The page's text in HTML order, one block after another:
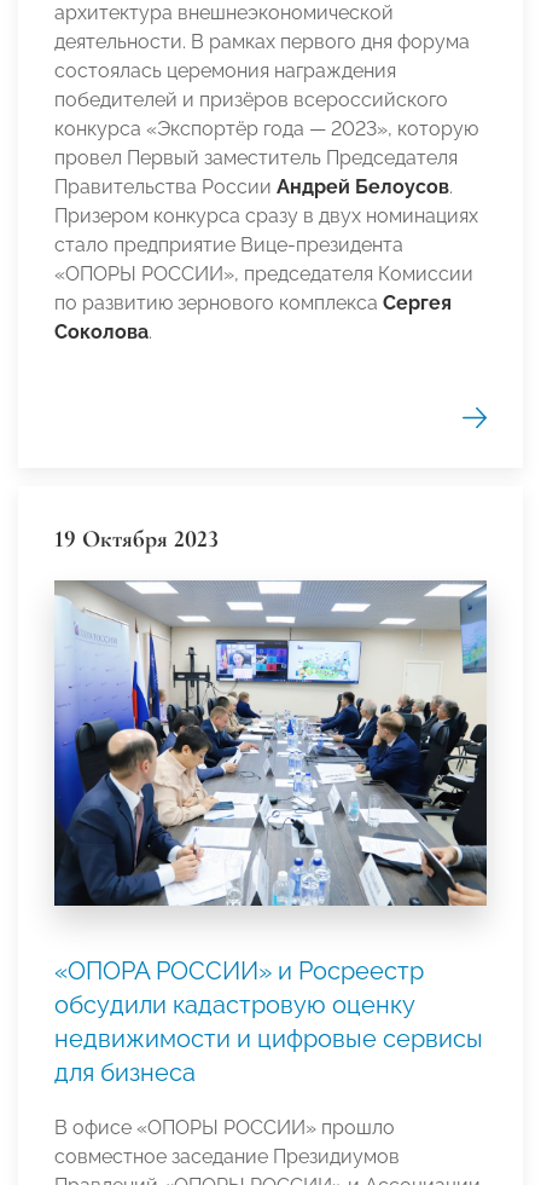
архитектура внешнеэкономической
деятельности. В рамках первого дня форума
состоялась церемония награждения
победителей и призёров всероссийского
конкурса «Экспортёр года — 2023», которую
провел Первый заместитель Председателя
Правительства России Андрей Белоусов.
Призером конкурса сразу в двух номинациях
стало предприятие Вице-президента
«ОПОРЫ РОССИИ», председателя Комиссии
по развитию зернового комплекса Сергея
Соколова.
19 Октября 2023
«ОПОРА РОССИИ» и Росреестр
обсудили кадастровую оценку
недвижимости и цифровые сервисы
для бизнеса
В офисе «ОПОРЫ РОССИИ» прошло
совместное заседание Президиумов